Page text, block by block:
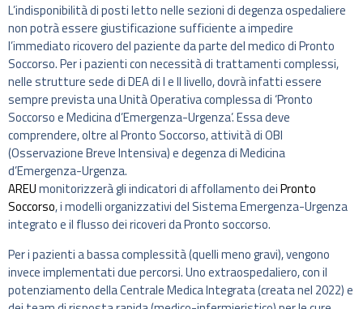
L’indisponibilità di posti letto nelle sezioni di degenza ospedaliere
non potrà essere giustificazione sufficiente a impedire
l’immediato ricovero del paziente da parte del medico di Pronto
Soccorso. Per i pazienti con necessità di trattamenti complessi,
nelle strutture sede di DEA di I e II livello, dovrà infatti essere
sempre prevista una Unità Operativa complessa di ‘Pronto
Soccorso e Medicina d’Emergenza-Urgenza’. Essa deve
comprendere, oltre al Pronto Soccorso, attività di OBI
(Osservazione Breve Intensiva) e degenza di Medicina
d’Emergenza-Urgenza.
AREUmonitorizzerà gli indicatori di affollamento deiPronto
Soccorso, i modelli organizzativi del Sistema Emergenza-Urgenza
integrato e il flusso dei ricoveri da Pronto soccorso.
Per i pazienti a bassa complessità (quelli meno gravi), vengono
invece implementati due percorsi. Uno extraospedaliero, con il
potenziamento della Centrale Medica Integrata (creata nel 2022) e